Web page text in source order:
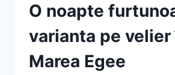
O noapte
varianta pe velier
Marea Egee